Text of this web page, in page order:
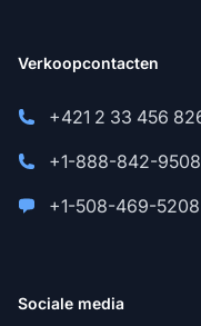
Verkoopcontacten
+421 2 33 456
+1-888-842-9508
+1-508-469-5208
Sociale media